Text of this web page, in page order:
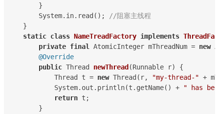
        }
        System.in.read();
//阻塞主线程
    }
static class NameTreadFactory implements
private final AtomicInteger mThreadNum = new
@Override
public Thread newThread (Runnable r) {
            Thread t =
new Thread(r, "my-thread-" +
            System.out.println(t.getName() +
" has
return t;
        }